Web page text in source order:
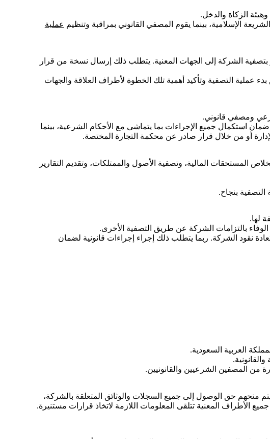
الزكاة والدخل.
الإسلامية، بينما يقوم المصفي القانوني بمراقبة وتنظيم عملية
الشركة إلى الجهات المعنية. يتطلب ذلك إرسال نسخة من قرار
عملية التصفية وتأكيد أهمية تلك الخطوة لأطراف العلاقة والجهات
ومصفي قانوني.
استكمال جميع الإجراءات بما يتماشى مع الأحكام الشرعية، بينما
أو من خلال قرار صادر عن محكمة التجارة المختصة.
المالية، وتصفية الأصول والممتلكات، وتقديم التقارير
بنجاح.
لها.
بالتزامات الشركة عن طريق التصفية الأخرى.
نقود الشركة. ربما يتطلب ذلك إجراء إجراءات قانونية لضمان
العربية السعودية.
من المصفين الشرعيين والقانونيين.
منحهم حق الوصول إلى جميع السجلات والوثائق المتعلقة بالشركة،
الأطراف المعنية تتلقى المعلومات اللازمة لاتخاذ قرارات مستنيرة.